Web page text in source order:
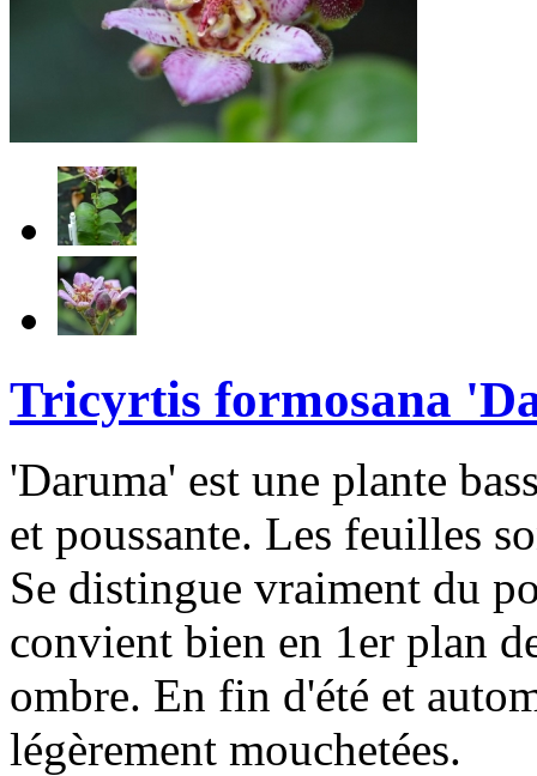
Tricyrtis formosana
'Daruma' est une plante
et poussante. Les feuilles
Se distingue vraiment du
convient bien en 1er plan
ombre. En fin d'été et
légèrement mouchetées.